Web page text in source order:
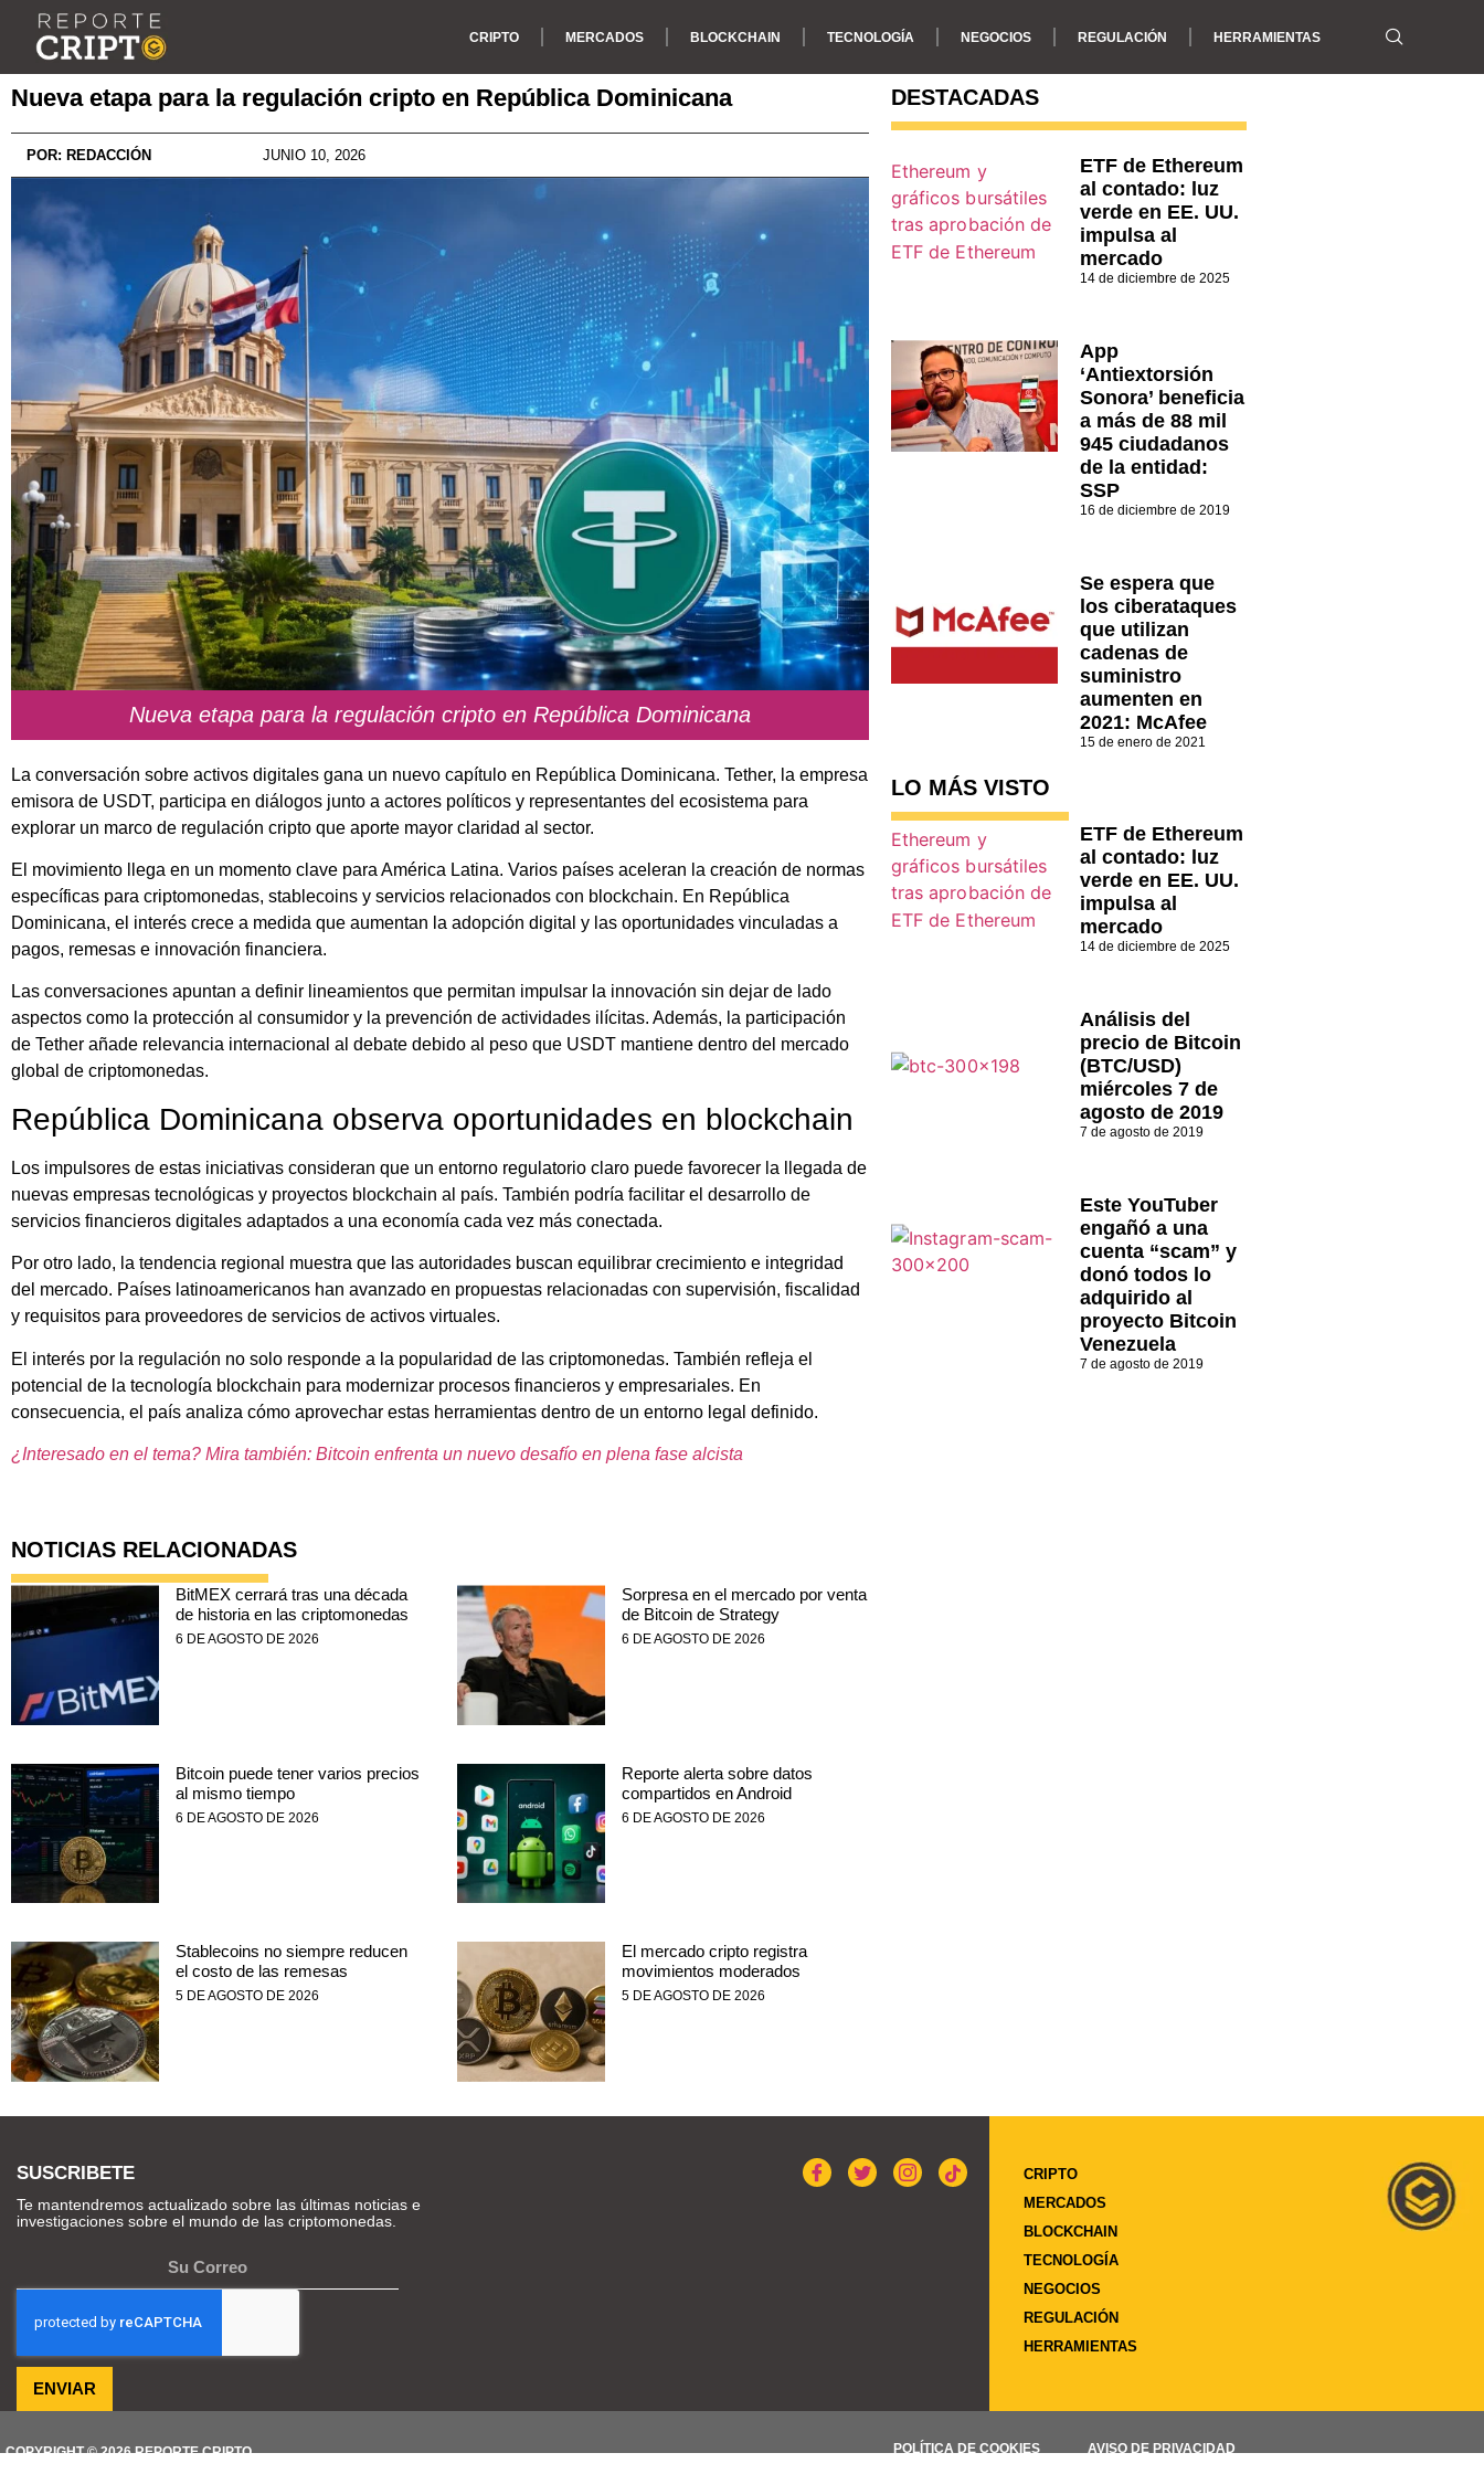
CRIPTO MERCADOS BLOCKCHAIN TECNOLOGÍA NEGOCIOS REGULACIÓN HERRAMIENTAS
Nueva etapa para la regulación cripto en República Dominicana
POR: REDACCIÓN JUNIO 10, 2026
Nueva etapa para la regulación cripto en República Dominicana
La conversación sobre activos digitales gana un nuevo capítulo en República Dominicana. Tether, la empresa
emisora de USDT, participa en diálogos junto a actores políticos y representantes del ecosistema para
explorar un marco de regulación cripto que aporte mayor claridad al sector.
El movimiento llega en un momento clave para América Latina. Varios países aceleran la creación de normas
específicas para criptomonedas, stablecoins y servicios relacionados con blockchain. En República
Dominicana, el interés crece a medida que aumentan la adopción digital y las oportunidades vinculadas a
pagos, remesas e innovación financiera.
Las conversaciones apuntan a definir lineamientos que permitan impulsar la innovación sin dejar de lado
aspectos como la protección al consumidor y la prevención de actividades ilícitas. Además, la participación
de Tether añade relevancia internacional al debate debido al peso que USDT mantiene dentro del mercado
global de criptomonedas.
República Dominicana observa oportunidades en blockchain
Los impulsores de estas iniciativas consideran que un entorno regulatorio claro puede favorecer la llegada de
nuevas empresas tecnológicas y proyectos blockchain al país. También podría facilitar el desarrollo de
servicios financieros digitales adaptados a una economía cada vez más conectada.
Por otro lado, la tendencia regional muestra que las autoridades buscan equilibrar crecimiento e integridad
del mercado. Países latinoamericanos han avanzado en propuestas relacionadas con supervisión, fiscalidad
y requisitos para proveedores de servicios de activos virtuales.
El interés por la regulación no solo responde a la popularidad de las criptomonedas. También refleja el
potencial de la tecnología blockchain para modernizar procesos financieros y empresariales. En
consecuencia, el país analiza cómo aprovechar estas herramientas dentro de un entorno legal definido.
¿Interesado en el tema? Mira también: Bitcoin enfrenta un nuevo desafío en plena fase alcista
NOTICIAS RELACIONADAS
BitMEX cerrará tras una década
de historia en las criptomonedas
6 DE AGOSTO DE 2026
Sorpresa en el mercado por venta
de Bitcoin de Strategy
6 DE AGOSTO DE 2026
Bitcoin puede tener varios precios
al mismo tiempo
6 DE AGOSTO DE 2026
Reporte alerta sobre datos
compartidos en Android
6 DE AGOSTO DE 2026
Stablecoins no siempre reducen
el costo de las remesas
5 DE AGOSTO DE 2026
El mercado cripto registra
movimientos moderados
5 DE AGOSTO DE 2026
DESTACADAS
ETF de Ethereum
al contado: luz
verde en EE. UU.
impulsa al
mercado
14 de diciembre de 2025
App
‘Antiextorsión
Sonora’ beneficia
a más de 88 mil
945 ciudadanos
de la entidad:
SSP
16 de diciembre de 2019
Se espera que
los ciberataques
que utilizan
cadenas de
suministro
aumenten en
2021: McAfee
15 de enero de 2021
LO MÁS VISTO
ETF de Ethereum
al contado: luz
verde en EE. UU.
impulsa al
mercado
14 de diciembre de 2025
Análisis del
precio de Bitcoin
(BTC/USD)
miércoles 7 de
agosto de 2019
7 de agosto de 2019
Este YouTuber
engañó a una
cuenta “scam” y
donó todos lo
adquirido al
proyecto Bitcoin
Venezuela
7 de agosto de 2019
SUSCRIBETE
Te mantendremos actualizado sobre las últimas noticias e
investigaciones sobre el mundo de las criptomonedas.
ENVIAR
CRIPTO
MERCADOS
BLOCKCHAIN
TECNOLOGÍA
NEGOCIOS
REGULACIÓN
HERRAMIENTAS
COPYRIGHT © 2026 REPORTE CRIPTO POLÍTICA DE COOKIES AVISO DE PRIVACIDAD